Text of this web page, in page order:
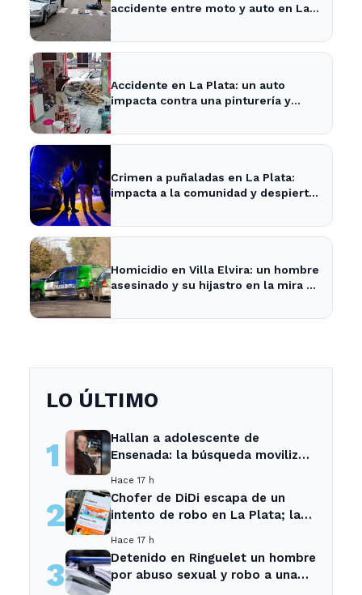
accidente entre moto y auto en La
Accidente en La Plata: un auto
impacta contra una pinturería y
Crimen a puñaladas en La Plata:
impacta a la comunidad y despierta
Homicidio en Villa Elvira: un hombre
asesinado y su hijastro en la mira de
LO ÚLTIMO
1
Hallan a adolescente de
Ensenada: la búsqueda movilizó
Hace 17 h
2
Chofer de DiDi escapa de un
intento de robo en La Plata; la
Hace 17 h
3
Detenido en Ringuelet un hombre
por abuso sexual y robo a una